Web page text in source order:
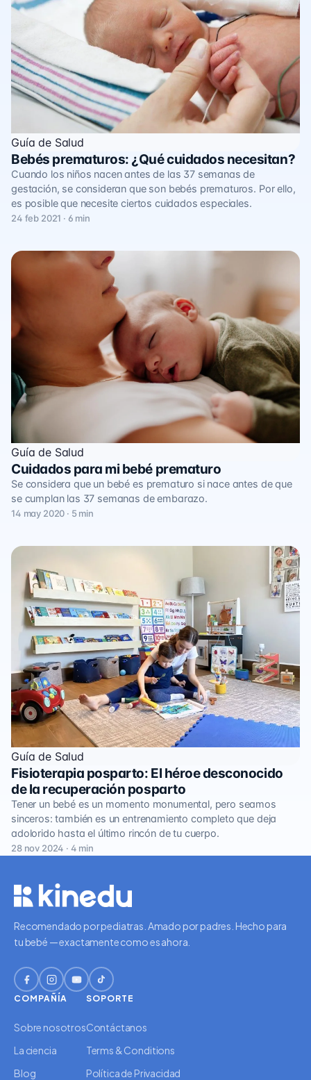
Guía de Salud
Bebés prematuros: ¿Qué cuidados necesitan?
Cuando los niños nacen antes de las 37 semanas de
gestación, se consideran que son bebés prematuros. Por ello,
es posible que necesite ciertos cuidados especiales.
24 feb 2021 · 6 min
Guía de Salud
Cuidados para mi bebé prematuro
Se considera que un bebé es prematuro si nace antes de que
se cumplan las 37 semanas de embarazo.
14 may 2020 · 5 min
Guía de Salud
Fisioterapia posparto: El héroe desconocido
de la recuperación posparto
Tener un bebé es un momento monumental, pero seamos
sinceros: también es un entrenamiento completo que deja
adolorido hasta el último rincón de tu cuerpo.
28 nov 2024 · 4 min
Recomendado por pediatras. Amado por padres. Hecho para
tu bebé — exactamente como es ahora.
COMPAÑÍA
Sobre nosotros
La ciencia
Blog
SOPORTE
Contáctanos
Terms & Conditions
Política de Privacidad